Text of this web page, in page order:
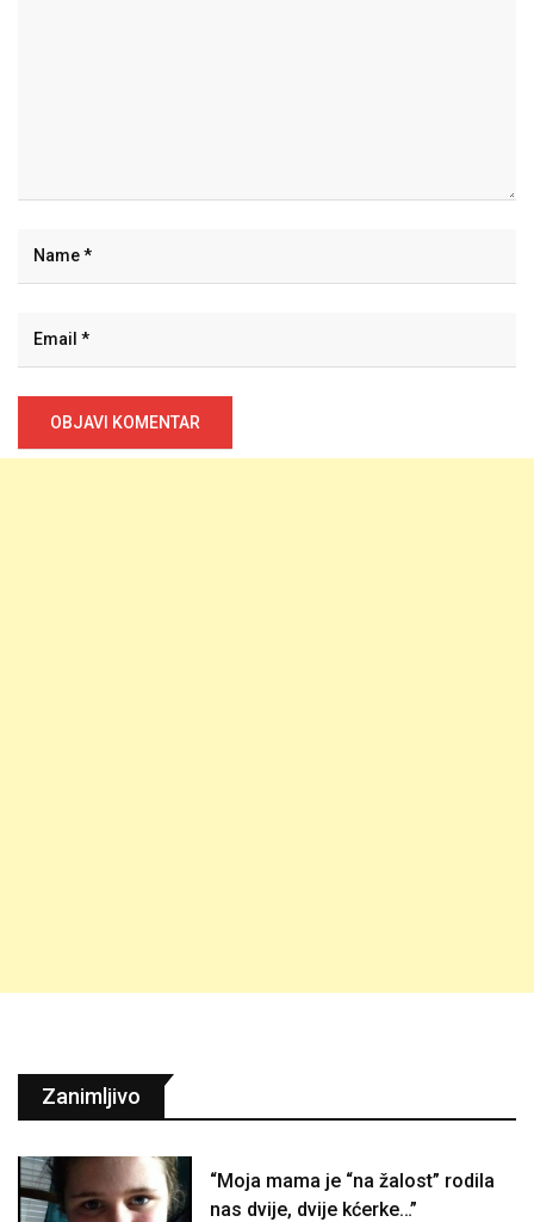
Zanimljivo
“Moja mama je “na žalost” rodila
nas dvije, dvije kćerke…”